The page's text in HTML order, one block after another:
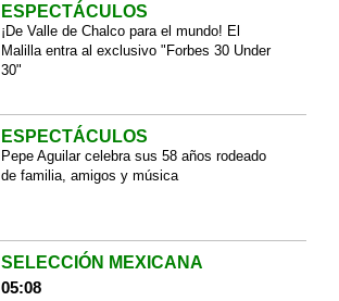
ESPECTÁCULOS
¡De Valle de Chalco para el mundo! El
Malilla entra al exclusivo "Forbes 30 Under
30"
ESPECTÁCULOS
Pepe Aguilar celebra sus 58 años rodeado
de familia, amigos y música
SELECCIÓN MEXICANA
05:08